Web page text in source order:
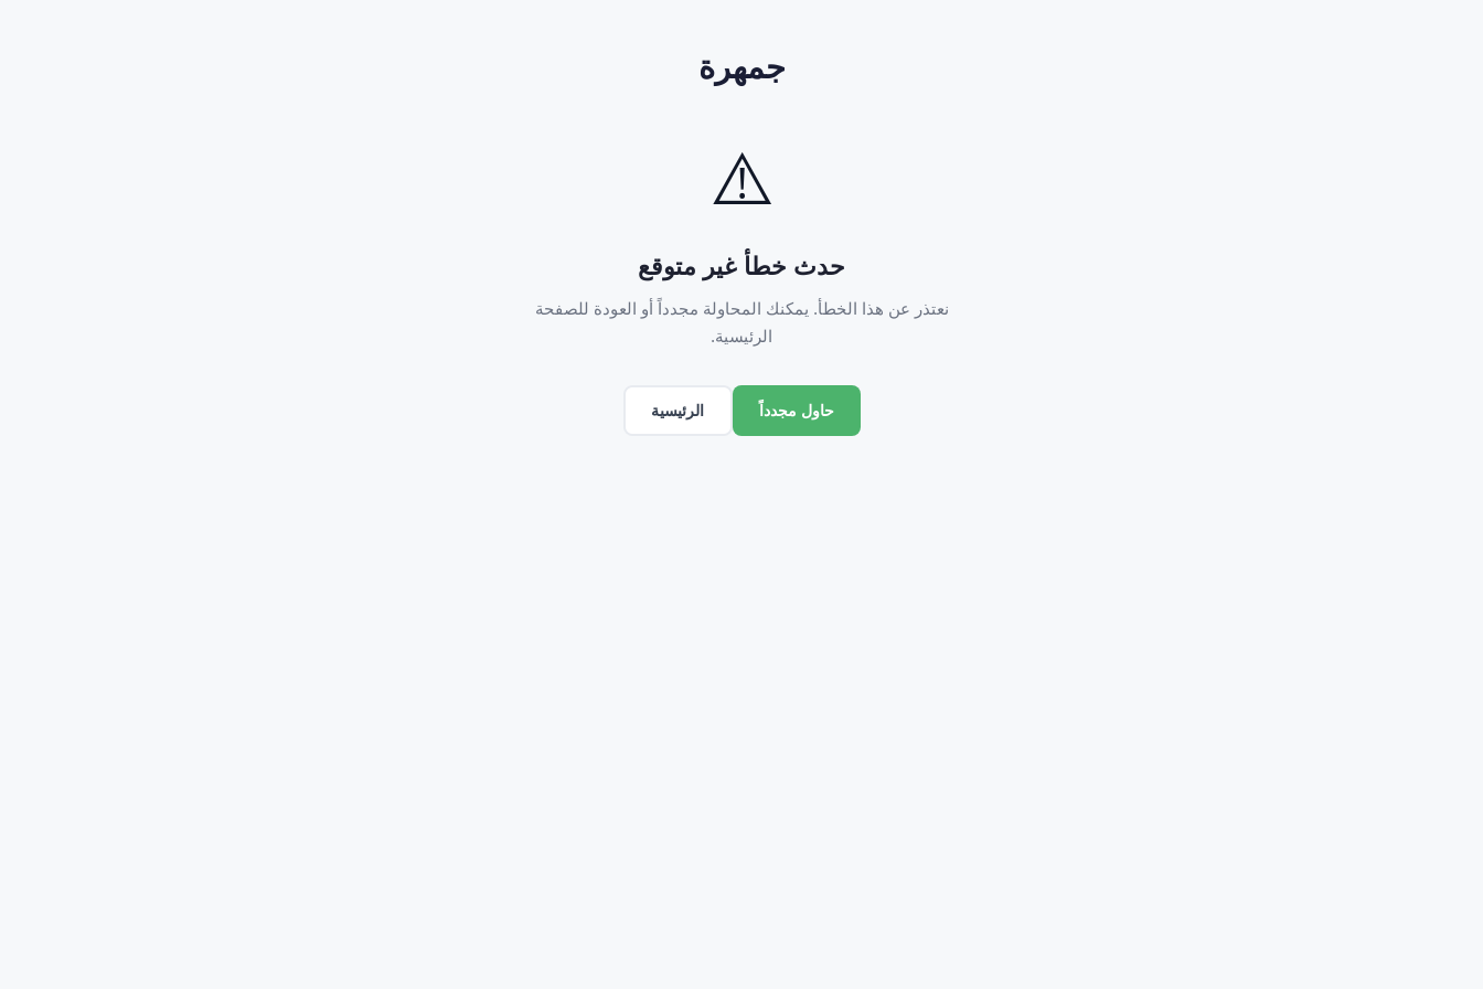
جمهرة
⚠️
حدث خطأ غير متوقع
نعتذر عن هذا الخطأ. يمكنك المحاولة مجدداً أو العودة للصفحة
الرئيسية.
حاول مجدداً الرئيسية